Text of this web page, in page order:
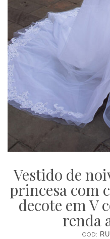
Vestido de
princesa com
decote em V
renda
COD: